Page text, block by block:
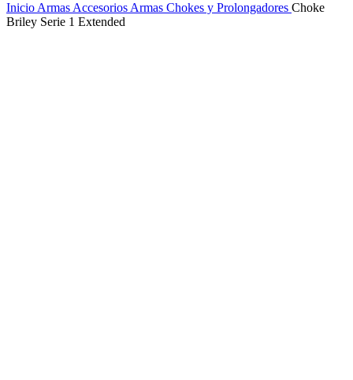
Inicio Armas Accesorios Armas Chokes y Prolongadores Choke
Briley Serie 1 Extended